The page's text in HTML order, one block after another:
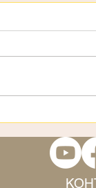
День дітей